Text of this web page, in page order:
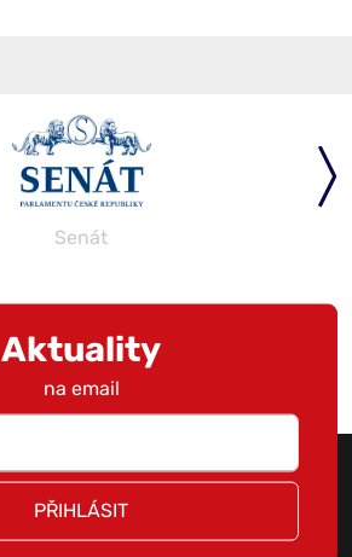
Senát
Aktuality
na email
PŘIHLÁSIT